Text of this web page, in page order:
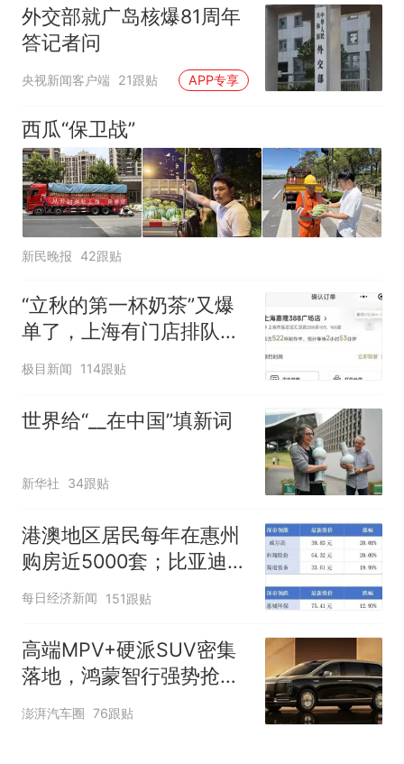
外交部就广岛核爆81周年
答记者问
央视新闻客户端 21跟贴 APP专享
西瓜“保卫战”
新民晚报 42跟贴
“立秋的第一杯奶茶”又爆
单了，上海有门店排队超
500杯，店员：今天奶茶
时
极目新闻 114跟贴
世界给“__在中国”填新词
新华社 34跟贴
港澳地区居民每年在惠州
购房近5000套；比亚迪销
量跻身全球车企第六丨大
湾区财经早参
每日经济新闻 151跟贴
高端MPV+硬派SUV密集
落地，鸿蒙智行强势抢占
自主高端市场制高点
澎湃汽车圈 76跟贴